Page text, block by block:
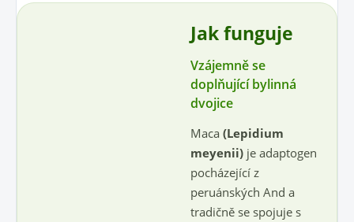
Jak funguje
Vzájemně se
doplňující bylinná
dvojice
Maca (Lepidium
meyenii)je adaptogen
pocházející z
peruánských And a
tradičně se spojuje s